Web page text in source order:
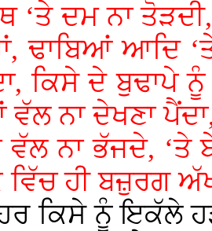
‘ਤੇ ਦਮ ਨਾ
ਢਾਬਿਆਂ ਆਦਿ
ਕਿਸੇ ਦੇ
ਵੱਲ ਨਾ ਦੇਖਣਾ
ਵੱਲ ਨਾ ਭੱਜਦੇ, ‘ਤੇ
ਵਿੱਚ ਹੀ ਬਜ਼ੁਰਗ
ਕਿਸੇ ਨੂੰ ਇਕੱਲੇ